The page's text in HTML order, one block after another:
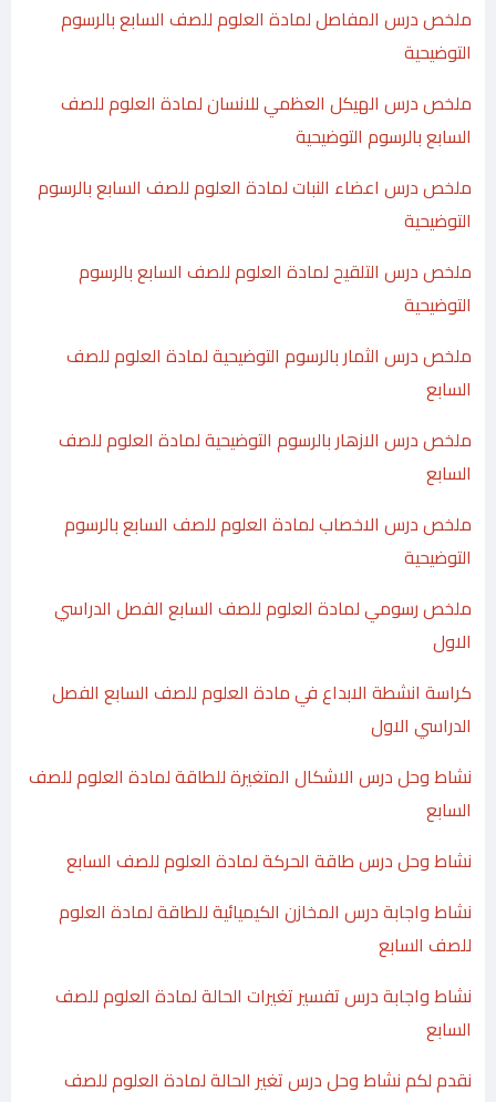
ملخص درس المفاصل لمادة العلوم للصف السابع بالرسوم
التوضيحية
ملخص درس الهيكل العظمي للانسان لمادة العلوم للصف
السابع بالرسوم التوضيحية
ملخص درس اعضاء النبات لمادة العلوم للصف السابع بالرسوم
التوضيحية
ملخص درس التلقيح لمادة العلوم للصف السابع بالرسوم
التوضيحية
ملخص درس الثمار بالرسوم التوضيحية لمادة العلوم للصف
السابع
ملخص درس الازهار بالرسوم التوضيحية لمادة العلوم للصف
السابع
ملخص درس الاخصاب لمادة العلوم للصف السابع بالرسوم
التوضيحية
ملخص رسومي لمادة العلوم للصف السابع الفصل الدراسي
الاول
كراسة انشطة الابداع في مادة العلوم للصف السابع الفصل
الدراسي الاول
نشاط وحل درس الاشكال المتغيرة للطاقة لمادة العلوم للصف
السابع
نشاط وحل درس طاقة الحركة لمادة العلوم للصف السابع
نشاط واجابة درس المخازن الكيميائية للطاقة لمادة العلوم
للصف السابع
نشاط واجابة درس تفسير تغيرات الحالة لمادة العلوم للصف
السابع
نقدم لكم نشاط وحل درس تغير الحالة لمادة العلوم للصف